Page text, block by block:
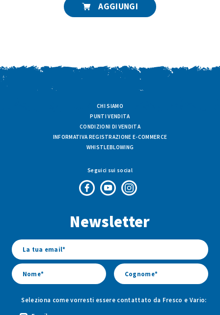
AGGIUNGI
CHI SIAMO
PUNTI VENDITA
CONDIZIONI DI VENDITA
INFORMATIVA REGISTRAZIONE E-COMMERCE
WHISTLEBLOWING
Seguici sui social
di
di
di
Newsletter
Seleziona come vorresti essere contattato da Fresco e Vario: